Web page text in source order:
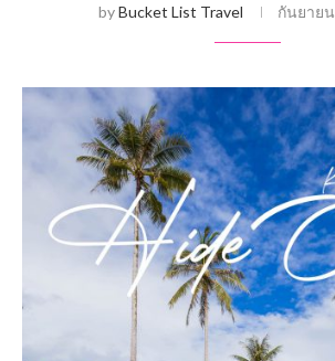
byBucket List Travel กันยาย